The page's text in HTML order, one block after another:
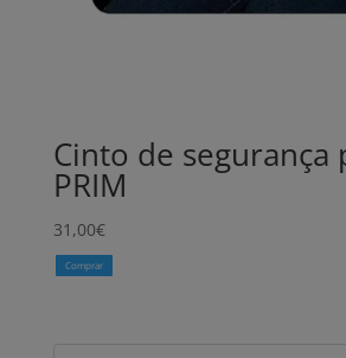
Cinto de segurança
PRIM
31,00€
Comprar